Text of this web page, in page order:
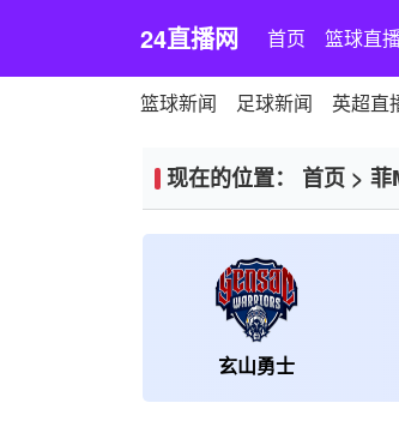
24直播网 首页 篮球直
篮球新闻 足球新闻 英超直
现在的位置： 首页 > 菲
玄山勇士